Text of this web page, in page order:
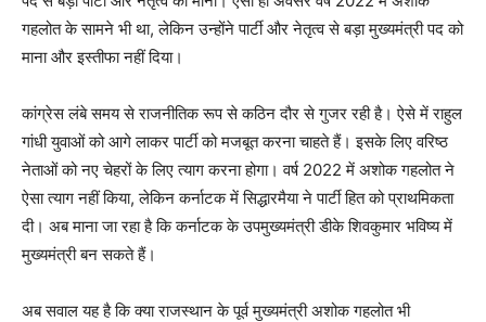
गहलोत के सामने भी था, लेकिन उन्होंने पार्टी और नेतृत्व से बड़ा मुख्यमंत्री पद को
माना और इस्तीफा नहीं दिया।
कांग्रेस लंबे समय से राजनीतिक रूप से कठिन दौर से गुजर रही है। ऐसे में राहुल
गांधी युवाओं को आगे लाकर पार्टी को मजबूत करना चाहते हैं। इसके लिए वरिष्ठ
नेताओं को नए चेहरों के लिए त्याग करना होगा। वर्ष 2022 में अशोक गहलोत ने
ऐसा त्याग नहीं किया, लेकिन कर्नाटक में सिद्धारमैया ने पार्टी हित को प्राथमिकता
दी। अब माना जा रहा है कि कर्नाटक के उपमुख्यमंत्री डीके शिवकुमार भविष्य में
मुख्यमंत्री बन सकते हैं।
अब सवाल यह है कि क्या राजस्थान के पूर्व मुख्यमंत्री अशोक गहलोत भी